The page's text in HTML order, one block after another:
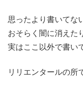
思ったより書いてな
おそらく闇に消えた
実はここ以外で書い
リリエンタールの所